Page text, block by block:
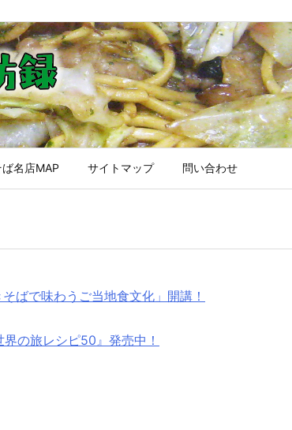
名店MAP サイトマップ 問い合わせ
ばで味わうご当地食文化」開講！
の旅レシピ50』発売中！